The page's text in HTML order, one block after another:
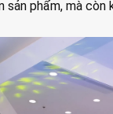
sản phẩm, mà